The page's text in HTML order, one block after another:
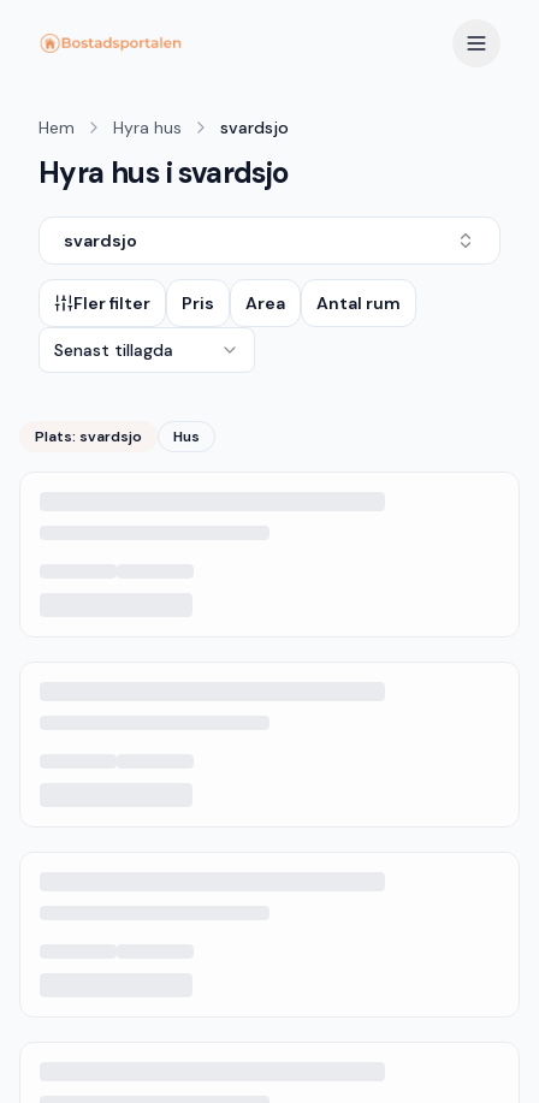
Hem Hyra hus svardsjo
Hyra hus i svardsjo
svardsjo
Fler filter Pris Area Antal rum
Senast tillagda
Plats: svardsjo Hus